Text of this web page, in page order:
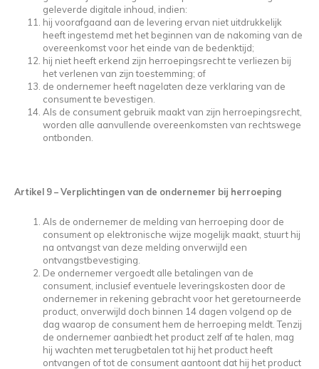
geleverde digitale inhoud, indien:
hij voorafgaand aan de levering ervan niet uitdrukkelijk
heeft ingestemd met het beginnen van de nakoming van de
overeenkomst voor het einde van de bedenktijd;
hij niet heeft erkend zijn herroepingsrecht te verliezen bij
het verlenen van zijn toestemming; of
de ondernemer heeft nagelaten deze verklaring van de
consument te bevestigen.
Als de consument gebruik maakt van zijn herroepingsrecht,
worden alle aanvullende overeenkomsten van rechtswege
ontbonden.
Artikel 9 – Verplichtingen van de ondernemer bij herroeping
Als de ondernemer de melding van herroeping door de
consument op elektronische wijze mogelijk maakt, stuurt hij
na ontvangst van deze melding onverwijld een
ontvangstbevestiging.
De ondernemer vergoedt alle betalingen van de
consument, inclusief eventuele leveringskosten door de
ondernemer in rekening gebracht voor het geretourneerde
product, onverwijld doch binnen 14 dagen volgend op de
dag waarop de consument hem de herroeping meldt. Tenzij
de ondernemer aanbiedt het product zelf af te halen, mag
hij wachten met terugbetalen tot hij het product heeft
ontvangen of tot de consument aantoont dat hij het product